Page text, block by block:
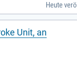
Heute
Unit, an